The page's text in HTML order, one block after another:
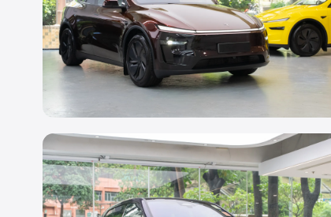
轉色 PPF
Tesla Model Y
Night Ruby